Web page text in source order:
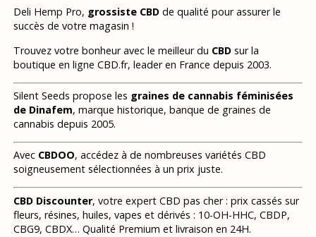
Deli Hemp Pro, grossiste CBDde qualité pour assurer le
succès de votre magasin !
Trouvez votre bonheur avec le meilleur du CBDsur la
boutique en ligne CBD.fr, leader en France depuis 2003.
Silent Seeds propose les graines de cannabis féminisées
de Dinafem, marque historique, banque de graines de
cannabis depuis 2005.
Avec CBDOO, accédez à de nombreuses variétés CBD
soigneusement sélectionnées à un prix juste.
CBD Discounter, votre expert CBD pas cher : prix cassés sur
fleurs, résines, huiles, vapes et dérivés : 10-OH-HHC, CBDP,
CBG9, CBDX… Qualité Premium et livraison en 24H.